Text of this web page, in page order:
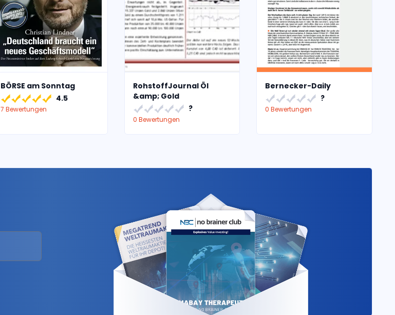
BÖRSE am Sonntag
4.5
7 Bewertungen
RohstoffJournal Öl
&amp; Gold
?
0 Bewertungen
Bernecker-Daily
?
0 Bewertungen